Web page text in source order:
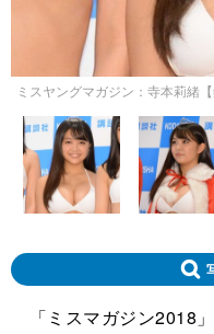
ミスヤングマガジン：寺本莉緒【
「ミスマガジン2018